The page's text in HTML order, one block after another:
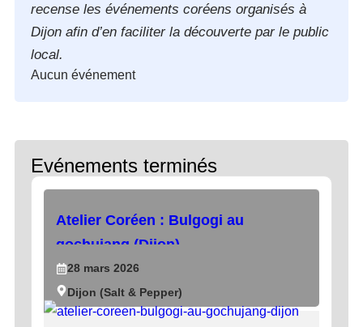
recense les événements coréens organisés à
Dijon afin d’en faciliter la découverte par le public
local.
Aucun événement
Evénements terminés
Atelier Coréen : Bulgogi au
gochujang (Dijon)
28 mars 2026
Dijon (Salt & Pepper)